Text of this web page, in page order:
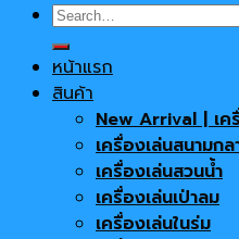
Search
for:
หน้าแรก
สินค้า
New Arrival | เค
เครื่องเล่นสนามก
เครื่องเล่นสวนน้ำ
เครื่องเล่นเป่าลม
เครื่องเล่นในร่ม